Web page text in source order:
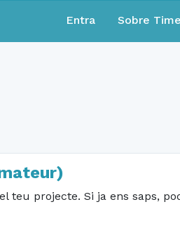
Entra Sobre
projecte. Si ja ens saps,